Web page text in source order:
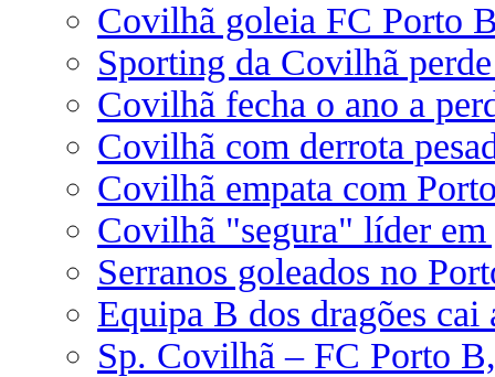
Covilhã goleia FC Porto
Sporting da Covilhã
Covilhã fecha o ano a
Covilhã com derrota
Covilhã empata com
Covilhã "segura" líder
Serranos goleados no
Equipa B dos dragões
Sp. Covilhã – FC Porto